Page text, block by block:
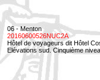
06 - Menton
20160600526NUC2A
Hôtel de voyageurs dit Hôtel
Elévations sud. Cinquième